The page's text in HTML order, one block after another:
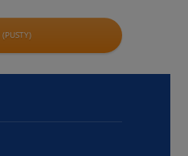
(PUSTY)